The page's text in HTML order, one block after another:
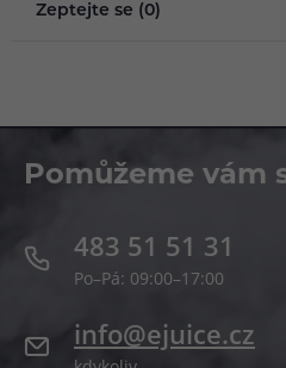
Zeptejte se (0)
Pomůžeme vám
483 51 51 31
Po–Pá: 09:00–17:00
info@ejuice.cz